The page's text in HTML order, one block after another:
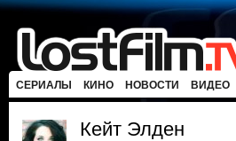
СЕРИАЛЫ КИНО НОВОСТИ ВИДЕО
Кейт Элден